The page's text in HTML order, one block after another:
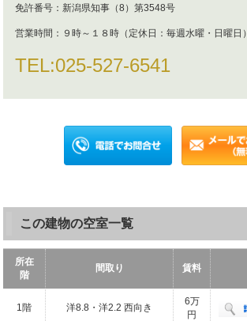
免許番号： 新潟県知事（8）第3548号
営業時間： ９時～１８時（定休日：毎週水曜・日曜日）
TEL:025-527-6541
この建物の空室一覧
所在
階
間取り 賃料
1階 洋8.8・洋2.2 西向き
6万
円